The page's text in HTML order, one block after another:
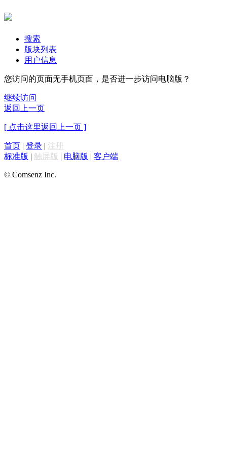
搜索
版块列表
用户信息
您访问的页面无手机页面，是否进一步访问电脑版？
继续访问
返回上一页
[ 点击这里返回上一页 ]
首页 | 登录 | 注册
标准版 | 触屏版 | 电脑版 | 客户端
© Comsenz Inc.